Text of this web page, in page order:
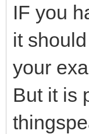
IF you
it
your
But it is